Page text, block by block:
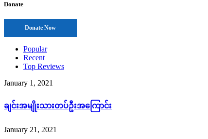
Donate
Donate Now
Popular
Recent
Top Reviews
January 1, 2021
ချင်းအမျိုးသားတပ်ဦးအကြောင်း
January 21, 2021